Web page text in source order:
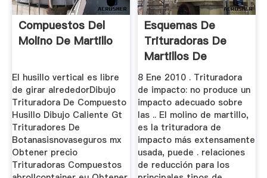
Compuestos Del
Molino De Martillo
El husillo vertical es libre
de girar alrededorDibujo
Trituradora De Compuesto
Husillo Dibujo Caliente Gt
Trituradores De
Botanasisnovaseguros mx
Obtener precio
Trituradoras Compuestos
Esquemas De
Trituradoras De
Martillos De
Impacto
8 Ene 2010 . Trituradora
de impacto: no produce un
impacto adecuado sobre
las .. El molino de martillo,
es la trituradora de
impacto más extensamente
usada, puede . relaciones
de reducción para los